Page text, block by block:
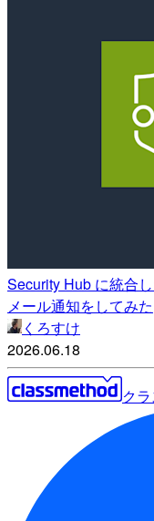
Security Hub に統合
メール通知をしてみた
くろすけ
2026.06.18
ク